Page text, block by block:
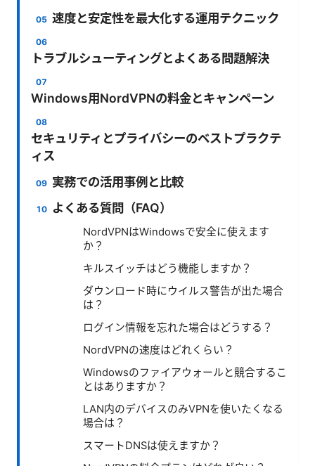
速度と安定性を最大化する運用テクニック
トラブルシューティングとよくある問題解決
Windows用NordVPNの料金とキャンペーン
セキュリティとプライバシーのベストプラクテ
ィス
実務での活用事例と比較
よくある質問（FAQ）
NordVPNはWindowsで安全に使えます
か？
キルスイッチはどう機能しますか？
ダウンロード時にウイルス警告が出た場合
は？
ログイン情報を忘れた場合はどうする？
NordVPNの速度はどれくらい？
Windowsのファイアウォールと競合するこ
とはありますか？
LAN内のデバイスのみVPNを使いたくなる
場合は？
スマートDNSは使えますか？